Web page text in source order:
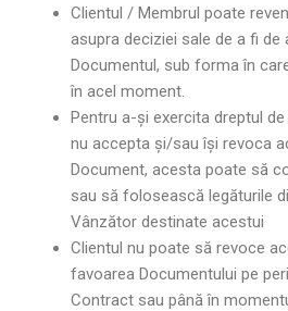
Clientul / Membrul poate
asupra deciziei sale de a fi
Documentul, sub forma în
în acel moment.
Pentru a-și exercita dreptul
nu accepta și/sau își revoca
Document, acesta poate să
sau să folosească legăturile
Vânzător destinate acestui
Clientul nu poate să revoce
favoarea Documentului pe
Contract sau până în